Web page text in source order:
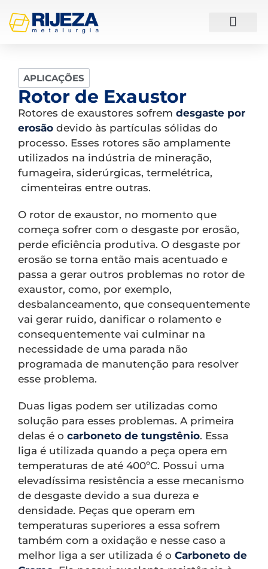
APLICAÇÕES
Rotor de Exaustor
Rotores de exaustores sofrem desgaste por
erosão devido às partículas sólidas do
processo. Esses rotores são amplamente
utilizados na indústria de mineração,
fumageira, siderúrgicas, termelétrica,
cimenteiras entre outras.
O rotor de exaustor, no momento que
começa sofrer com o desgaste por erosão,
perde eficiência produtiva. O desgaste por
erosão se torna então mais acentuado e
passa a gerar outros problemas no rotor de
exaustor, como, por exemplo,
desbalanceamento, que consequentemente
vai gerar ruido, danificar o rolamento e
consequentemente vai culminar na
necessidade de uma parada não
programada de manutenção para resolver
esse problema.
Duas ligas podem ser utilizadas como
solução para esses problemas. A primeira
delas é o carboneto de tungstênio. Essa
liga é utilizada quando a peça opera em
temperaturas de até 400ºC. Possui uma
elevadíssima resistência a esse mecanismo
de desgaste devido a sua dureza e
densidade. Peças que operam em
temperaturas superiores a essa sofrem
também com a oxidação e nesse caso a
melhor liga a ser utilizada é o Carboneto de